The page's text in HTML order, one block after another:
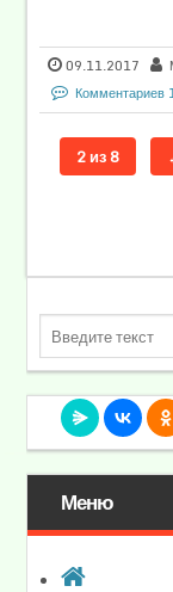
09.11.2017
Комментариев
2 из 8
Меню